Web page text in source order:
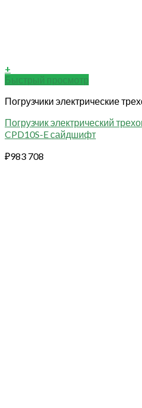
+
Быстрый просмотр
Погрузчики электрические
Погрузчик электрический
CPD10S-E сайдшифт
₽983 708